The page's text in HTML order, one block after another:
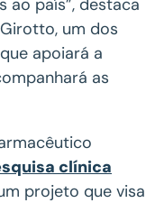
um dos
apoiará a
as
clínica
projeto que visa